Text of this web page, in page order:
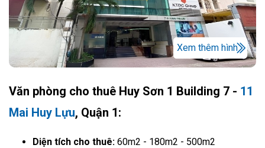
Xem thêm hình
Văn phòng cho thuê Huy Sơn 1 Building 7 - 11
Mai Huy Lựu, Quận 1:
Diện tích cho thuê: 60m2 - 180m2 - 500m2